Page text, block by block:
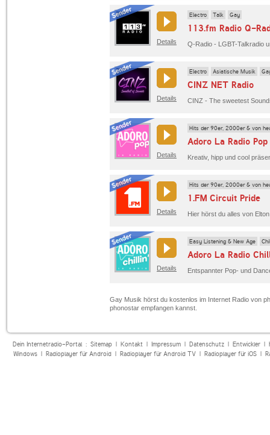
Details
Electro Talk Gay
113.fm Radio Q-
Q-Radio - LGBT-Talkradio
Details
Electro Asiatische Musik
CINZ NET Radio
Details
Hits der 90er, 2000er & von
Adoro La Radio Pop
Details
Hits der 90er, 2000er & von
1.FM Circuit Pride
Hier hörst du alles von
Details
Easy Listening & New Age
Adoro La Radio
Gay Musik hörst du kostenlos im Internet Radio von
phonostar empfangen kannst.
Dein Internetradio-Portal : Sitemap| Kontakt| Impressum| Datenschutz| Entwickler|
Windows| Radioplayer für Android| Radioplayer für Android TV| Radioplayer für iOS|